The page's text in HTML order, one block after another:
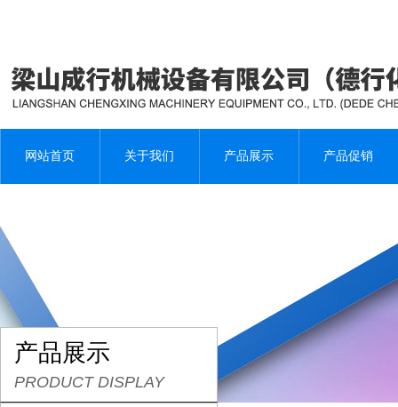
网站首页 关于我们 产品展示 产品促销
产品展示
PRODUCT DISPLAY